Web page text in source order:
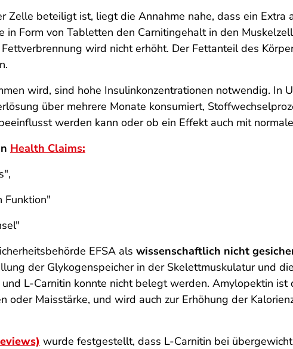
Zelle beteiligt ist, liegt die Annahme nahe, dass ein
in Form von Tabletten den Carnitingehalt in den
wird nicht erhöht. Der Fettanteil des
wird, sind hohe Insulinkonzentrationen notwendig. In
über mehrere Monate konsumiert,
werden kann oder ob ein Effekt auch mit
Health Claims:
Funktion"
EFSA als wissenschaftlich nicht
der Glykogenspeicher in der Skelettmuskulatur und
L-Carnitin konnte nicht belegt werden. Amylopektin
oder Maisstärke, und wird auch zur Erhöhung der
wurde festgestellt, dass L-Carnitin bei